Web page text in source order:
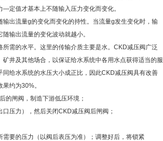
定值才基本上不随输入压力变化而变化。
出流量g的变化而变化的持性。当流量g发生变化时，输
输出流量的变化波动就越小。
需的水平。这里的传输介质主要是水。CKD减压阀广泛
井及其他场合，以保证给水系统中各用水点获得适当的服
给水系统的水压大小成正比，因此CKD减压阀具有改善
约为30%。
的闸阀，制造下游低压环境；
压力），然后关闭CKD减压阀后闸阀；
要的压力（以阀后表压为准）；调整好后，将锁紧